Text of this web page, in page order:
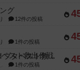
グ
12件の投稿
1件の投稿
Bitter End ブタペスト救出作戦
1件の投稿